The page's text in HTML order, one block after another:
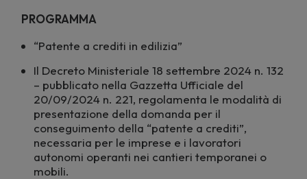
PROGRAMMA
“Patente a crediti in edilizia”
Il Decreto Ministeriale 18 settembre 2024 n. 132
– pubblicato nella Gazzetta Ufficiale del
20/09/2024 n. 221, regolamenta le modalità di
presentazione della domanda per il
conseguimento della “patente a crediti”,
necessaria per le imprese e i lavoratori
autonomi operanti nei cantieri temporanei o
mobili.